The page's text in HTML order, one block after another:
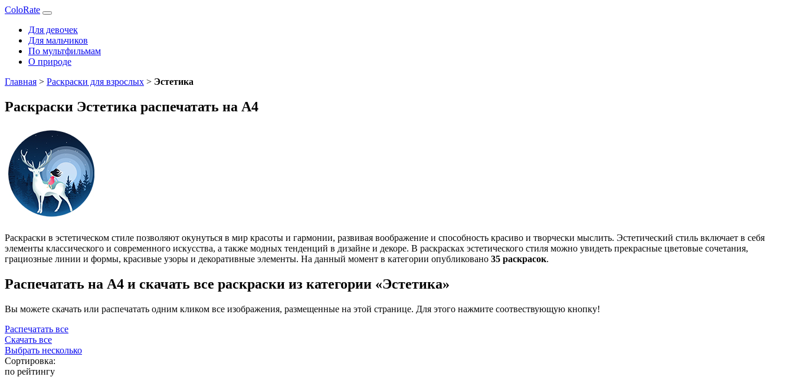
ColoRate
Для девочек
Для мальчиков
По мультфильмам
О природе
Главная > Раскраски для взрослых > Эстетика
Раскраски Эстетика распечатать на А4
Раскраски в эстетическом стиле позволяют окунуться в мир красоты и гармонии, развивая воображение и способность красиво и творчески мыслить. Эстетический стиль включает в себя
элементы классического и современного искусства, а также модных тенденций в дизайне и декоре. В раскрасках эстетического стиля можно увидеть прекрасные цветовые сочетания,
грациозные линии и формы, красивые узоры и декоративные элементы. На данный момент в категории опубликовано 35 раскрасок.
Распечатать на А4 и скачать все раскраски из категории «Эстетика»
Вы можете скачать или распечатать одним кликом все изображения, размещенные на этой странице. Для этого нажмите соотвествующую кнопку!
Распечатать все
Скачать все
Выбрать несколько
Сортировка:
по рейтингу